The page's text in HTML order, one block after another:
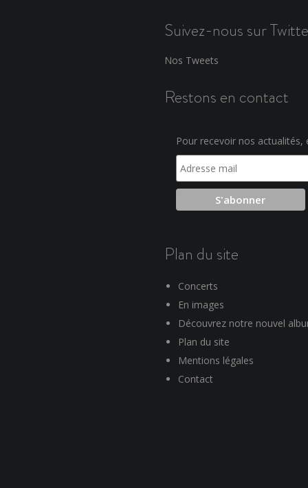
Suivez-nous sur
Nos Tweets
Restons en contact
Pour recevoir nos
Plan du site
Concerts
En images
Découvrez notre nouvel
Plan du site
Mentions légales
Contact